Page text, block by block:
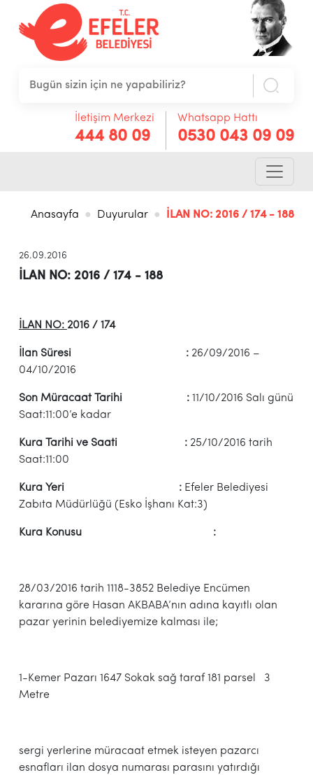
İletişim Merkezi
444 80 09
Whatsapp Hattı
0530 043 09 09
Anasayfa Duyurular İLAN NO: 2016 / 174 - 188
26.09.2016
İLAN NO: 2016 / 174 - 188
İLAN NO: 2016 / 174
İlan Süresi : 26/09/2016 –
04/10/2016
Son Müracaat Tarihi : 11/10/2016 Salı günü
Saat:11:00’e kadar
Kura Tarihi ve Saati : 25/10/2016 tarih
Saat:11:00
Kura Yeri : Efeler Belediyesi
Zabıta Müdürlüğü (Esko İşhanı Kat:3)
Kura Konusu :
28/03/2016 tarih 1118-3852 Belediye Encümen
kararına göre Hasan AKBABA’nın adına kayıtlı olan
pazar yerinin belediyemize kalması ile;
1-Kemer Pazarı 1647 Sokak sağ taraf 181 parsel 3
Metre
sergi yerlerine müracaat etmek isteyen pazarcı
esnafları ilan dosya numarası parasını yatırdığı